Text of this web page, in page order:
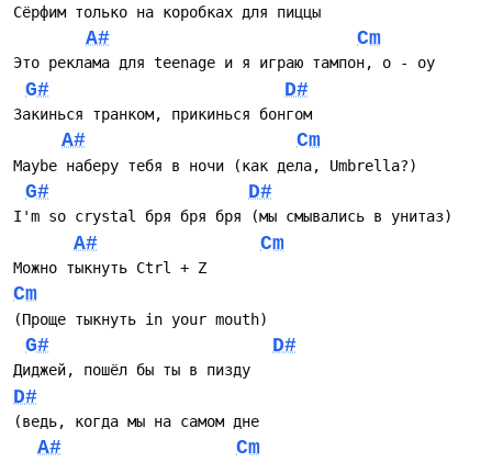
Сёрфим только на коробках для пиццы
A# Cm
Это реклама для teenage и я играю тампон, о - оу
G# D#
Закинься транком, прикинься бонгом
A# Cm
Maybe наберу тебя в ночи (как дела, Umbrella?)
G# D#
I'm so crystal бря бря бря (мы смывались в унитаз)
A# Cm
Можно тыкнуть Ctrl + Z
Cm
(Проще тыкнуть in your mouth)
G# D#
Диджей, пошёл бы ты в пизду
D#
(ведь, когда мы на самом дне
A# Cm